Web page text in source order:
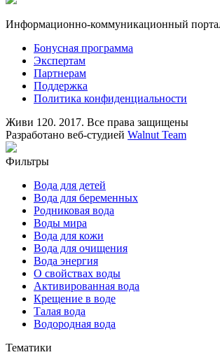
Информационно-коммуникационный
Бонусная программа
Экспертам
Партнерам
Поддержка
Политика конфиденциальности
Живи 120. 2017. Все права защищены
Разработано веб-студией Walnut Team
Фильтры
Вода для детей
Вода для беременных
Родниковая вода
Воды мира
Вода для кожи
Вода для очищения
Вода энергия
О свойствах воды
Активированная вода
Крещение в воде
Талая вода
Водородная вода
Тематики